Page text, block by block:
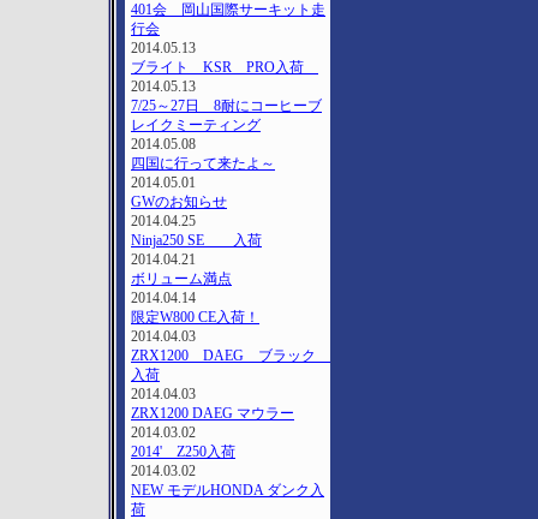
401会 岡山国際サーキット走
行会
2014.05.13
ブライト KSR PRO入荷
2014.05.13
7/25～27日 8耐にコーヒーブ
レイクミーティング
2014.05.08
四国に行って来たよ～
2014.05.01
GWのお知らせ
2014.04.25
Ninja250 SE 入荷
2014.04.21
ボリューム満点
2014.04.14
限定W800 CE入荷！
2014.04.03
ZRX1200 DAEG ブラック
入荷
2014.04.03
ZRX1200 DAEG マウラー
2014.03.02
2014' Z250入荷
2014.03.02
NEW モデルHONDA ダンク入
荷